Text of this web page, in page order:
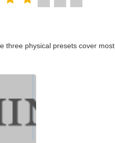
three physical presets cover most